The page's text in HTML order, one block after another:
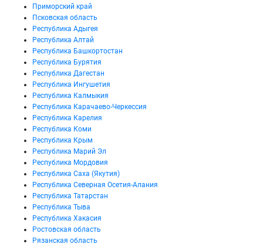
Приморский край
Псковская область
Республика Адыгея
Республика Алтай
Республика Башкортостан
Республика Бурятия
Республика Дагестан
Республика Ингушетия
Республика Калмыкия
Республика Карачаево-Черкессия
Республика Карелия
Республика Коми
Республика Крым
Республика Марий Эл
Республика Мордовия
Республика Саха (Якутия)
Республика Северная Осетия-Алания
Республика Татарстан
Республика Тыва
Республика Хакасия
Ростовская область
Рязанская область